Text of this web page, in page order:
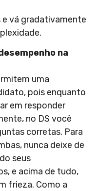
vá gradativamente
na
uma
pois enquanto
em responder
no DS você
corretas. Para
nunca deixe de
seus
e acima de tudo,
frieza. Como a